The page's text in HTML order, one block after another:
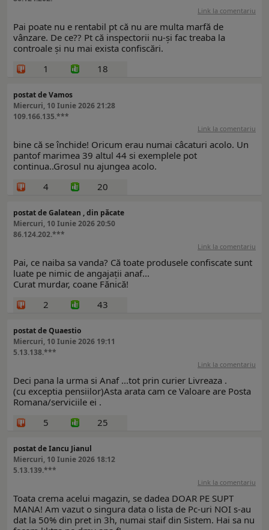
Link la comentariu
Pai poate nu e rentabil pt că nu are multa marfă de
vânzare. De ce?? Pt că inspectorii nu-și fac treaba la
controale și nu mai exista confiscări.
1
18
postat de Vamos
Miercuri, 10 Iunie 2026 21:28
109.166.135.***
Link la comentariu
bine că se închide! Oricum erau numai câcaturi acolo. Un
pantof marimea 39 altul 44 si exemplele pot
continua..Grosul nu ajungea acolo.
4
20
postat de Galatean , din păcate
Miercuri, 10 Iunie 2026 20:50
86.124.202.***
Link la comentariu
Pai, ce naiba sa vanda? Că toate produsele confiscate sunt
luate pe nimic de angajații anaf...
Curat murdar, coane Fănică!
2
43
postat de Quaestio
Miercuri, 10 Iunie 2026 19:11
5.13.138.***
Link la comentariu
Deci pana la urma si Anaf ...tot prin curier Livreaza .
(cu exceptia pensiilor)Asta arata cam ce Valoare are Posta
Romana/serviciile ei .
5
25
postat de Iancu Jianul
Miercuri, 10 Iunie 2026 18:12
5.13.139.***
Link la comentariu
Toata crema acelui magazin, se dadea DOAR PE SUPT
MANA! Am vazut o singura data o lista de Pc-uri NOI s-au
dat la 50% din pret in 3h, numai staif din Sistem. Hai sa nu